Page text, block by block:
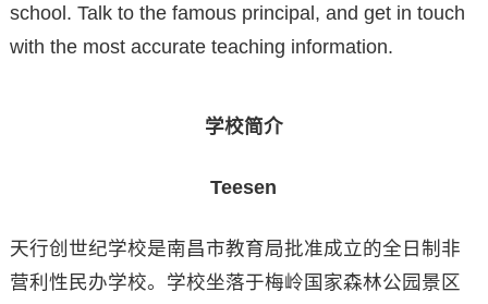
school. Talk to the famous principal, and get in touch
with the most accurate teaching information.
学校简介
Teesen
天行创世纪学校是南昌市教育局批准成立的全日制非
营利性民办学校。学校坐落于梅岭国家森林公园景区